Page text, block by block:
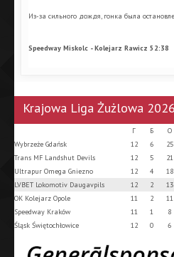
Из-за сильного дождя, гонка была
Speedway Miskolc - Kolejarz Rawicz 52:38
Krajowa Liga Żużlowa 2026
Г Б О
Wybrzeże Gdańsk
12 6 25
Trans MF Landshut Devils
12 5 21
Ultrapur Omega Gniezno
12 4 18
LVBET Lokomotiv Daugavpils
12 2 13
OK Kolejarz Opole
11 2 11
Speedway Kraków
11 1 8
Śląsk Świętochłowice
12 0 6